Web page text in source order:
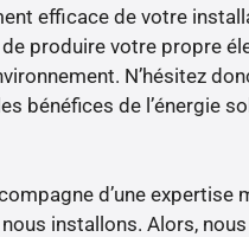
efficace de votre
produire votre propre
N’hésitez
bénéfices de l’énergie
d’une expertise
installons. Alors,